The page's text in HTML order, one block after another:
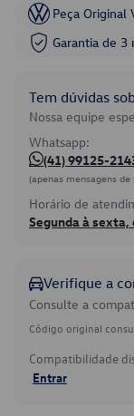
Peça Original
Garantia de 3
Tem dúvidas
Nossa equipe
Whatsapp:
(41) 99125-
(apenas mensagens
Horário de
Segunda à sexta,
Verifique a
Consulte a
Código original
Compatibilidade
Entrar